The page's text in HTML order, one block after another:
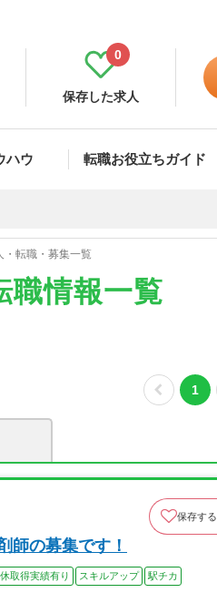
保存した求人
0
ハウ 転職お役立ちガイド
・転職・募集一覧
職情報一覧
1
保存する
師の募集です！
取得実績有り スキルアップ
駅チカ